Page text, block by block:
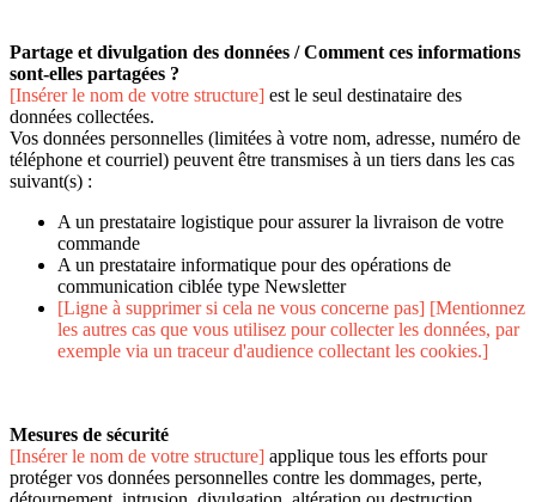
Partage et divulgation des données / Comment ces informations
sont-elles partagées ?
[Insérer le nom de votre structure] est le seul destinataire des
données collectées.
Vos données personnelles (limitées à votre nom, adresse, numéro de
téléphone et courriel) peuvent être transmises à un tiers dans les cas
suivant(s) :
A un prestataire logistique pour assurer la livraison de votre
commande
A un prestataire informatique pour des opérations de
communication ciblée type Newsletter
[Ligne à supprimer si cela ne vous concerne pas] [Mentionnez
les autres cas que vous utilisez pour collecter les données, par
exemple via un traceur d'audience collectant les cookies.]
Mesures de sécurité
[Insérer le nom de votre structure] applique tous les efforts pour
protéger vos données personnelles contre les dommages, perte,